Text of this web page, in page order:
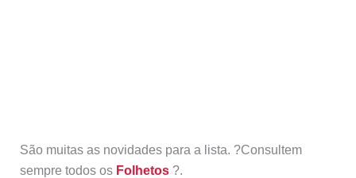
São muitas as novidades para a lista. ?Consultem
sempre todos os Folhetos ?.